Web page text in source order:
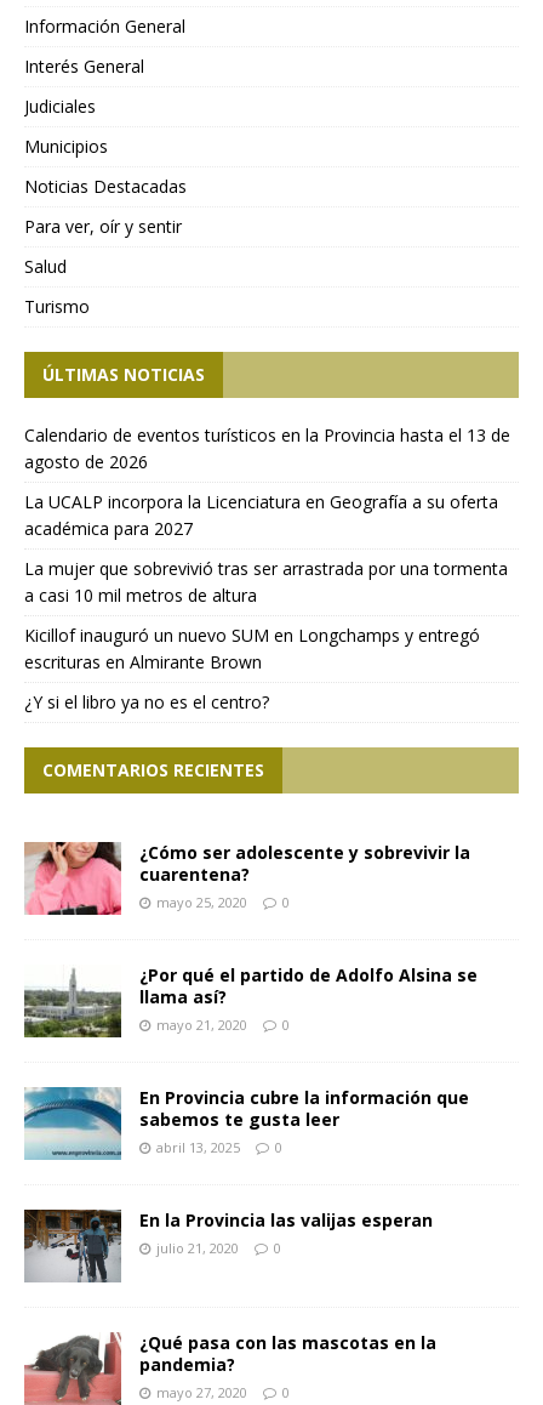
Información General
Interés General
Judiciales
Municipios
Noticias Destacadas
Para ver, oír y sentir
Salud
Turismo
ÚLTIMAS NOTICIAS
Calendario de eventos turísticos en la Provincia hasta el 13 de
agosto de 2026
La UCALP incorpora la Licenciatura en Geografía a su oferta
académica para 2027
La mujer que sobrevivió tras ser arrastrada por una tormenta
a casi 10 mil metros de altura
Kicillof inauguró un nuevo SUM en Longchamps y entregó
escrituras en Almirante Brown
¿Y si el libro ya no es el centro?
COMENTARIOS RECIENTES
¿Cómo ser adolescente y sobrevivir la
cuarentena?
mayo 25, 2020 0
¿Por qué el partido de Adolfo Alsina se
llama así?
mayo 21, 2020 0
En Provincia cubre la información que
sabemos te gusta leer
abril 13, 2025 0
En la Provincia las valijas esperan
julio 21, 2020 0
¿Qué pasa con las mascotas en la
pandemia?
mayo 27, 2020 0